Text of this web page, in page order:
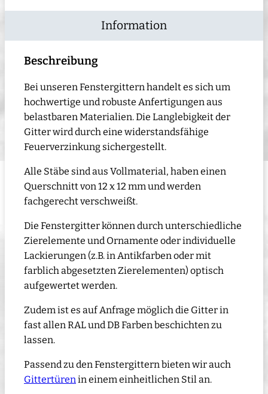
Information
Beschreibung
Bei unseren Fenstergittern handelt es sich um
hochwertige und robuste Anfertigungen aus
belastbaren Materialien. Die Langlebigkeit der
Gitter wird durch eine widerstandsfähige
Feuerverzinkung sichergestellt.
Alle Stäbe sind aus Vollmaterial, haben einen
Querschnitt von 12 x 12 mm und werden
fachgerecht verschweißt.
Die Fenstergitter können durch unterschiedliche
Zierelemente und Ornamente oder individuelle
Lackierungen (z.B. in Antikfarben oder mit
farblich abgesetzten Zierelementen) optisch
aufgewertet werden.
Zudem ist es auf Anfrage möglich die Gitter in
fast allen RAL und DB Farben beschichten zu
lassen.
Passend zu den Fenstergittern bieten wir auch
Gittertürenin einem einheitlichen Stil an.